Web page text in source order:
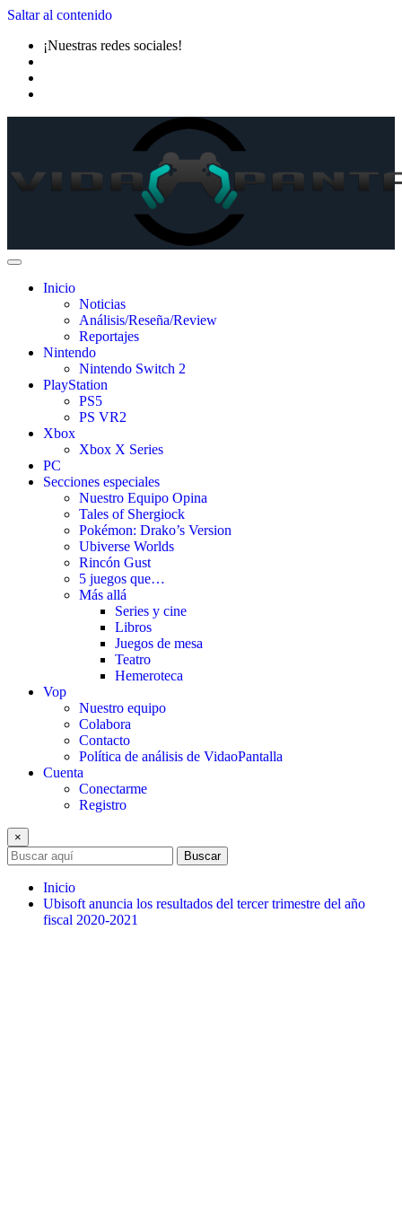
Saltar al contenido
¡Nuestras redes sociales!
Inicio
Noticias
Análisis/Reseña/Review
Reportajes
Nintendo
Nintendo Switch 2
PlayStation
PS5
PS VR2
Xbox
Xbox X Series
PC
Secciones especiales
Nuestro Equipo Opina
Tales of Shergiock
Pokémon: Drako’s Version
Ubiverse Worlds
Rincón Gust
5 juegos que…
Más allá
Series y cine
Libros
Juegos de mesa
Teatro
Hemeroteca
Vop
Nuestro equipo
Colabora
Contacto
Política de análisis de VidaoPantalla
Cuenta
Conectarme
Registro
×
Buscar
Inicio
Ubisoft anuncia los resultados del tercer trimestre del año
fiscal 2020-2021